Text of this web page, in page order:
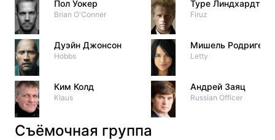
Пол Уокер
Brian O'Conner
Дуэйн Джонсон
Hobbs
Ким Колд
Klaus
Туре Линдхардт
Firuz
Мишель Родригес
Letty
Андрей Заяц
Russian Officer
Съёмочная группа